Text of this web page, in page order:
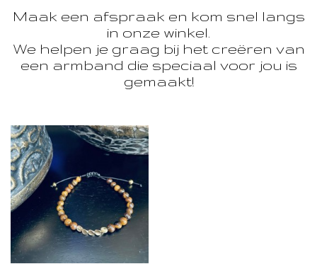
Maak een afspraak en kom snel langs
in onze winkel.
We helpen je graag bij het creëren van
een armband die speciaal voor jou is
gemaakt!